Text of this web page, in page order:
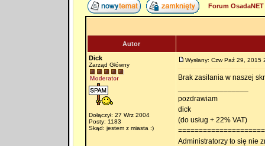
Forum
Autor
Dick
Zarząd Główny
Dołączył: 27 Wrz 2004
Posty: 1183
Skąd: jestem z miasta :)
Wysłany: Czw Paź 29, 2015
Brak zasilania w naszej
pozdrawiam
dick
(do usług + 22% VAT)
Administratorzy to się nie